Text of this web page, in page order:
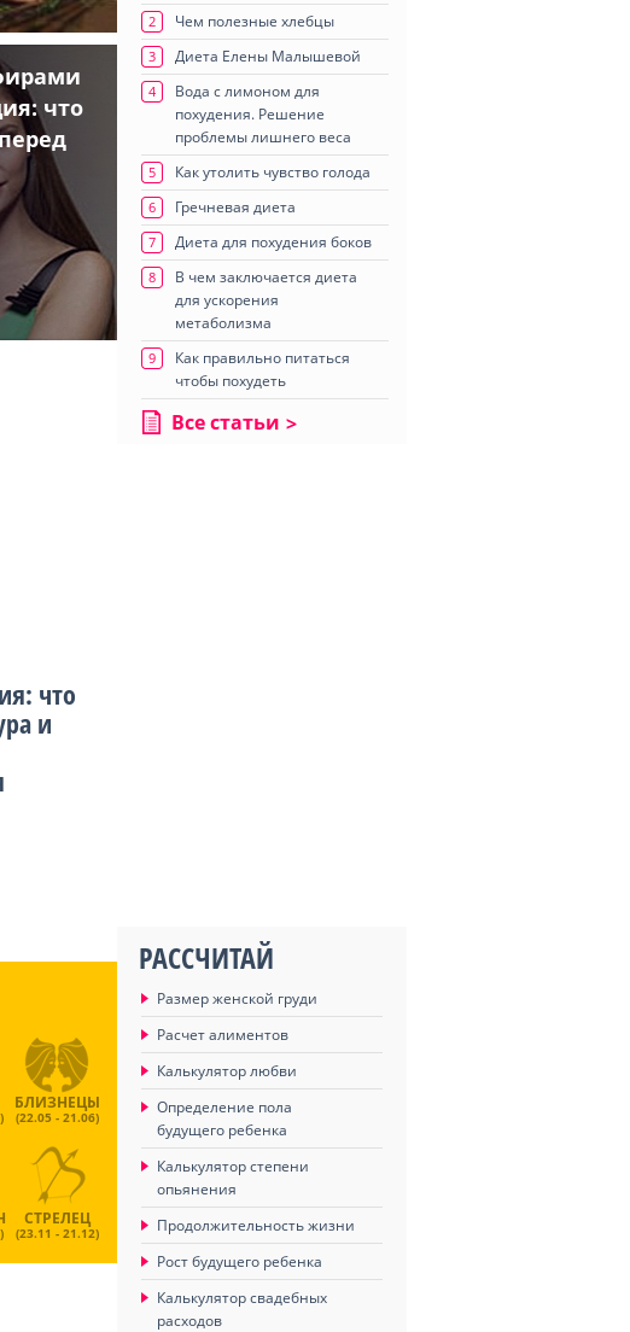
что
что
и
БЛИЗНЕЦЫ
(22.05 - 21.06)
СТРЕЛЕЦ
(23.11 - 21.12)
2 Чем полезные хлебцы
3 Диета Елены Малышевой
4
Вода с лимоном для
похудения. Решение
проблемы лишнего веса
5 Как утолить чувство голода
6 Гречневая диета
7 Диета для похудения боков
8
В чем заключается диета
для ускорения
метаболизма
9
Как правильно питаться
чтобы похудеть
Все статьи
РАССЧИТАЙ
Размер женской груди
Расчет алиментов
Калькулятор любви
Определение пола
будущего ребенка
Калькулятор степени
опьянения
Продолжительность жизни
Рост будущего ребенка
Калькулятор свадебных
расходов